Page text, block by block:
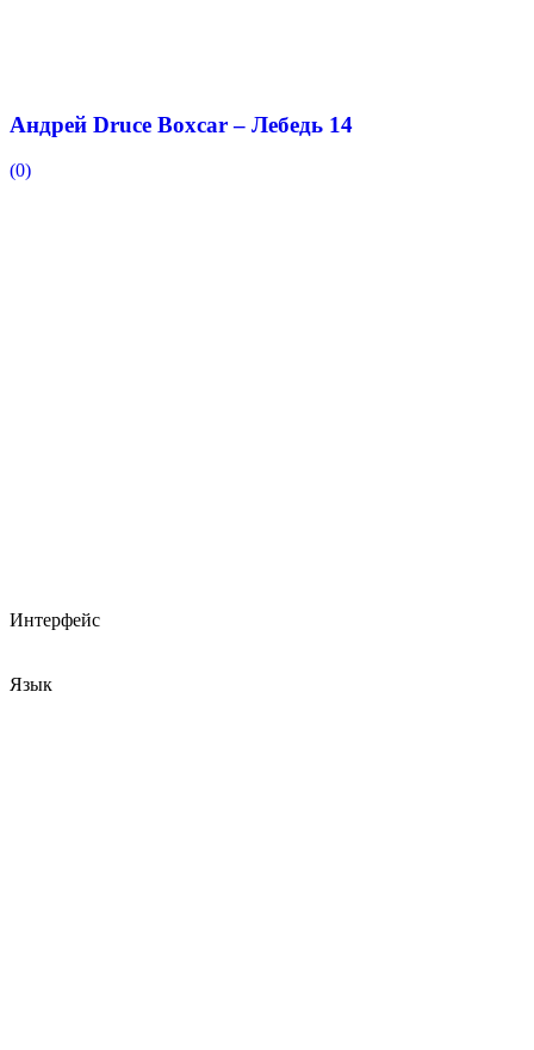
Андрей Druce Boxcar – Лебедь 14
(0)
Интерфейс
Язык